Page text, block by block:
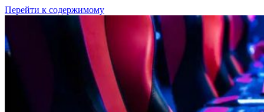
Перейти к содержимому